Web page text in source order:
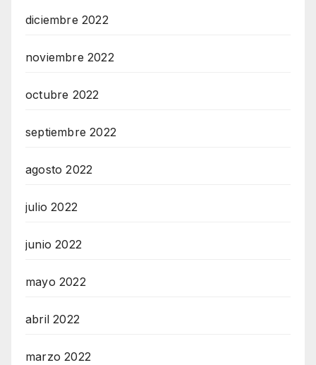
diciembre 2022
noviembre 2022
octubre 2022
septiembre 2022
agosto 2022
julio 2022
junio 2022
mayo 2022
abril 2022
marzo 2022